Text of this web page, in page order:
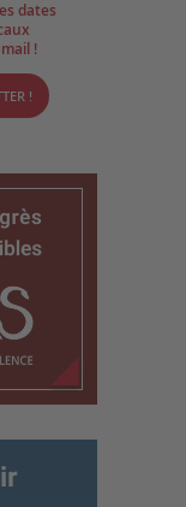
dates
!
!